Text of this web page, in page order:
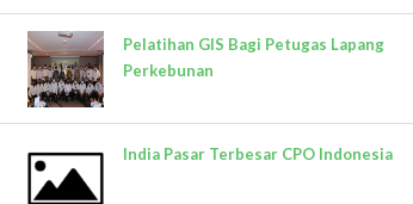
Pelatihan GIS Bagi Petugas Lapang
Perkebunan
India Pasar Terbesar CPO Indonesia